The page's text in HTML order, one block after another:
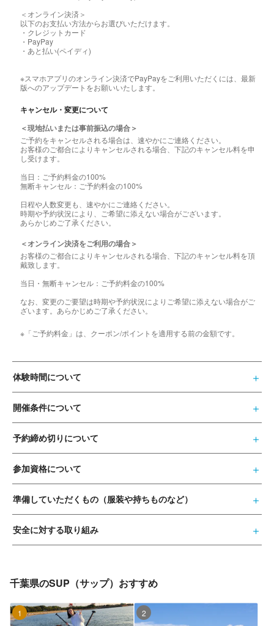
＜オンライン決済＞
以下のお支払い方法からお選びいただけます。
・クレジットカード
・PayPay
・あと払い(ペイディ)
※スマホアプリのオンライン決済でPayPayをご利用いただくには、最新
版へのアップデートをお願いいたします。
キャンセル・変更について
＜現地払いまたは事前振込の場合＞
ご予約をキャンセルされる場合は、速やかにご連絡ください。
お客様のご都合によりキャンセルされる場合、下記のキャンセル料を申
し受けます。
当日：ご予約料金の100%
無断キャンセル：ご予約料金の100%
日程や人数変更も、速やかにご連絡ください。
時期や予約状況により、ご希望に添えない場合がございます。
あらかじめご了承ください。
＜オンライン決済をご利用の場合＞
お客様のご都合によりキャンセルされる場合、下記のキャンセル料を頂
戴致します。
当日・無断キャンセル：ご予約料金の100%
なお、変更のご要望は時期や予約状況によりご希望に添えない場合がご
ざいます。あらかじめご了承ください。
※「ご予約料金」は、クーポン/ポイントを適用する前の金額です。
体験時間について
開催条件について
予約締め切りについて
参加資格について
準備していただくもの（服装や持ちものなど）
安全に対する取り組み
千葉県のSUP（サップ）おすすめ
1位